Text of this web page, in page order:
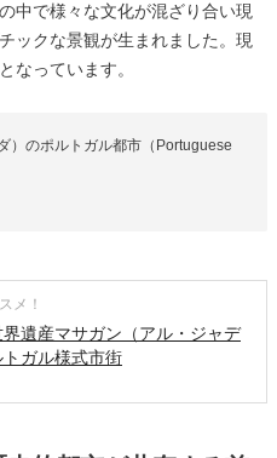
中で様々な文化が混ざり合い現
ックな景観が生まれました。現
なっています。
）のポルトガル都市（Portuguese
メ！
遺産マサガン（アル・ジャデ
トガル様式市街